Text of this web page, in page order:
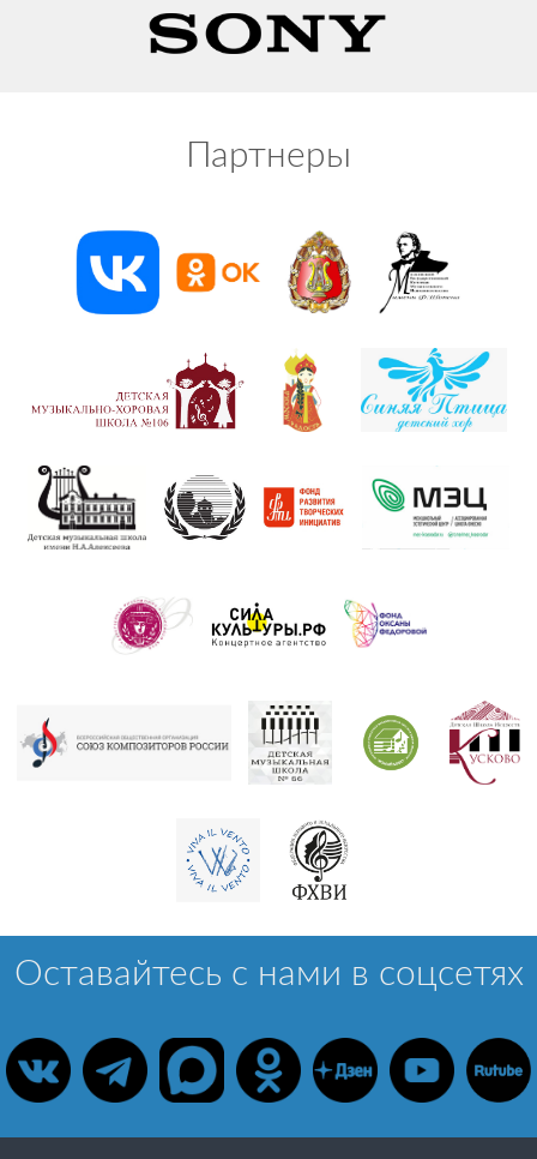
Партнеры
Оставайтесь с нами в соцсетях